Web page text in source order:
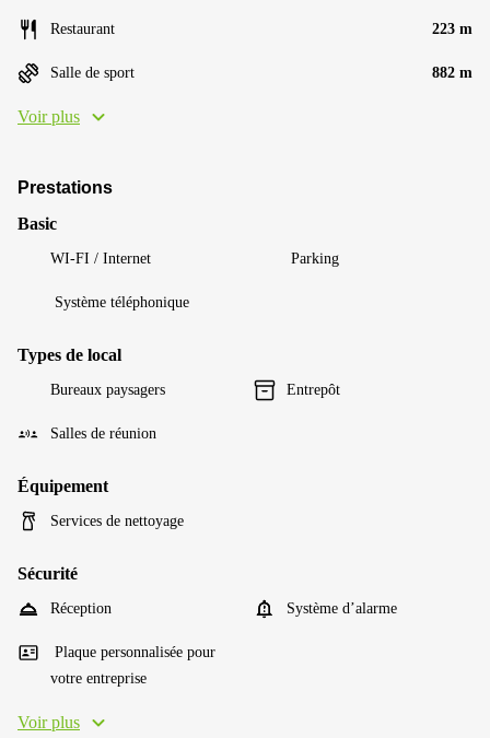
Restaurant 223 m
Salle de sport 882 m
Voir plus
Prestations
Basic
WI-FI / Internet Parking
Système téléphonique
Types de local
Bureaux paysagers Entrepôt
Salles de réunion
Équipement
Services de nettoyage
Sécurité
Réception Système d’alarme
Plaque personnalisée pour
votre entreprise
Voir plus